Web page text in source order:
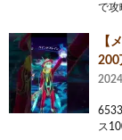
で攻
【
200
ス